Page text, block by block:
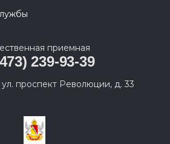
приемная
239-93-39
проспект Революции, д. 33